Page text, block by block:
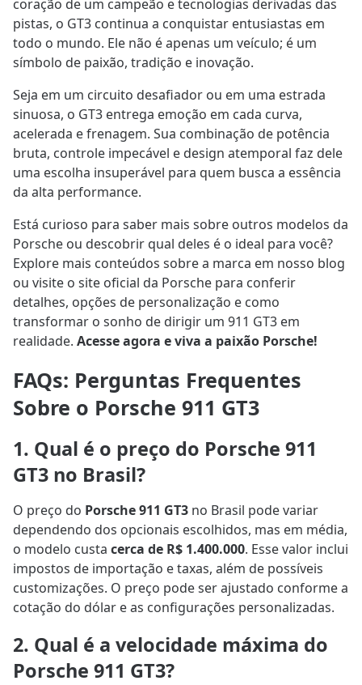
coração de um campeão e tecnologias derivadas das
pistas, o GT3 continua a conquistar entusiastas em
todo o mundo. Ele não é apenas um veículo; é um
símbolo de paixão, tradição e inovação.
Seja em um circuito desafiador ou em uma estrada
sinuosa, o GT3 entrega emoção em cada curva,
acelerada e frenagem. Sua combinação de potência
bruta, controle impecável e design atemporal faz dele
uma escolha insuperável para quem busca a essência
da alta performance.
Está curioso para saber mais sobre outros modelos da
Porsche ou descobrir qual deles é o ideal para você?
Explore mais conteúdos sobre a marca em nosso blog
ou visite o site oficial da Porsche para conferir
detalhes, opções de personalização e como
transformar o sonho de dirigir um 911 GT3 em
realidade. Acesse agora e viva a paixão Porsche!
FAQs: Perguntas Frequentes
Sobre o Porsche 911 GT3
1. Qual é o preço do Porsche 911
GT3 no Brasil?
O preço do Porsche 911 GT3 no Brasil pode variar
dependendo dos opcionais escolhidos, mas em média,
o modelo custa cerca de R$ 1.400.000. Esse valor inclui
impostos de importação e taxas, além de possíveis
customizações. O preço pode ser ajustado conforme a
cotação do dólar e as configurações personalizadas.
2. Qual é a velocidade máxima do
Porsche 911 GT3?